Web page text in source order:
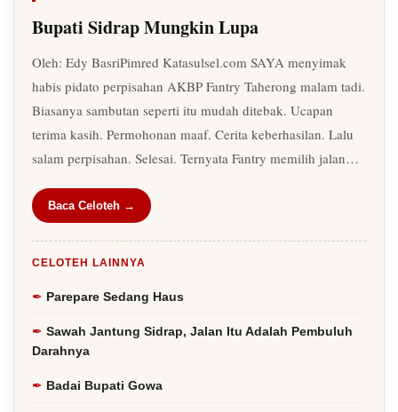
Bupati Sidrap Mungkin Lupa
Oleh: Edy BasriPimred Katasulsel.com SAYA menyimak
habis pidato perpisahan AKBP Fantry Taherong malam tadi.
Biasanya sambutan seperti itu mudah ditebak. Ucapan
terima kasih. Permohonan maaf. Cerita keberhasilan. Lalu
salam perpisahan. Selesai. Ternyata Fantry memilih jalan…
Baca Celoteh →
CELOTEH LAINNYA
Parepare Sedang Haus
Sawah Jantung Sidrap, Jalan Itu Adalah Pembuluh
Darahnya
Badai Bupati Gowa